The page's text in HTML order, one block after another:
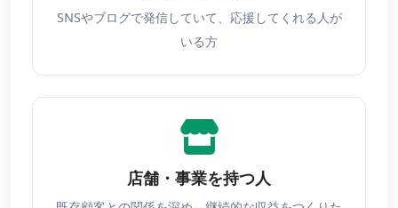
SNSやブログで発信していて、応援してくれる人が
いる方
店舗・事業を持つ人